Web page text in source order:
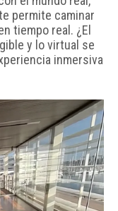
permite caminar
tiempo real. ¿El
y lo virtual se
inmersiva